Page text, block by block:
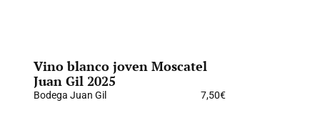
Vino blanco joven Moscatel
Juan Gil 2025
Bodega Juan Gil 7,50€